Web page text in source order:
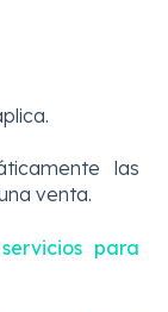
las
venta.
para